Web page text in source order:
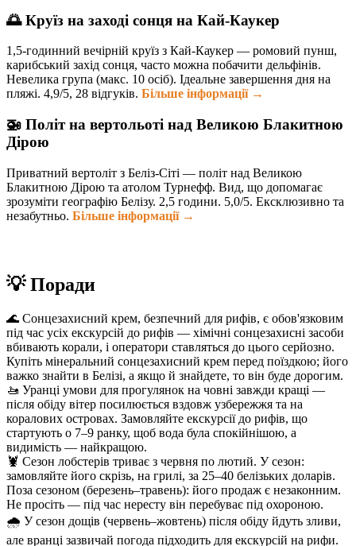
🌅 Круїз на заході сонця на Кай-Каукер
1,5-годинний вечірній круїз з Кай-Каукер — ромовий пунш,
карибський захід сонця, часто можна побачити дельфінів.
Невелика група (макс. 10 осіб). Ідеальне завершення дня на
пляжі. 4,9/5, 28 відгуків. Більше інформації →
🚁 Політ на вертольоті над Великою Блакитною
Дірою
Приватний вертоліт з Беліз-Сіті — політ над Великою
Блакитною Дірою та атолом Турнефф. Вид, що допомагає
зрозуміти географію Белізу. 2,5 години. 5,0/5. Ексклюзивно та
незабутньо. Більше інформації →
💡 Поради
🌊 Сонцезахисний крем, безпечний для рифів, є обов'язковим
під час усіх екскурсій до рифів — хімічні сонцезахисні засоби
вбивають корали, і оператори ставляться до цього серйозно.
Купіть мінеральний сонцезахисний крем перед поїздкою; його
важко знайти в Белізі, а якщо й знайдете, то він буде дорогим.
🚤 Уранці умови для прогулянок на човні завжди кращі —
після обіду вітер посилюється вздовж узбережжя та на
коралових островах. Замовляйте екскурсії до рифів, що
стартують о 7–9 ранку, щоб вода була спокійнішою, а
видимість — найкращою.
🦞 Сезон лобстерів триває з червня по лютий. У сезон:
замовляйте його скрізь, на грилі, за 25–40 белізьких доларів.
Поза сезоном (березень–травень): його продаж є незаконним.
Не просіть — під час нересту він перебуває під охороною.
🌧️ У сезон дощів (червень–жовтень) після обіду йдуть зливи,
але вранці зазвичай погода підходить для екскурсій на рифи.